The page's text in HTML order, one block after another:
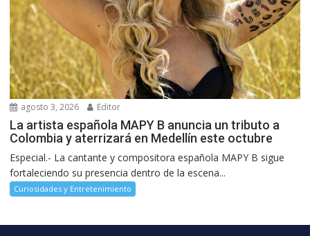
agosto 3, 2026 Editor
La artista española MAPY B anuncia un tributo a
Colombia y aterrizará en Medellín este octubre
Especial.- La cantante y compositora española MAPY B sigue
fortaleciendo su presencia dentro de la escena...
Curiosidades y Entretenimiento